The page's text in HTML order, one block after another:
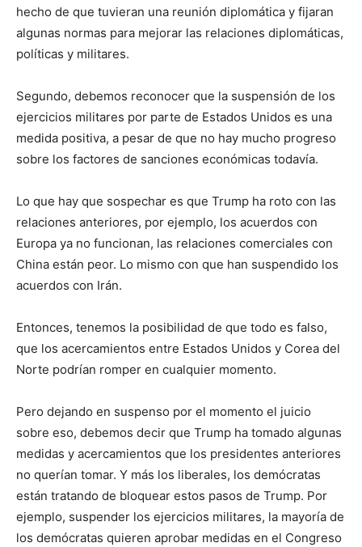
hecho de que tuvieran una reunión diplomática y fijaran
algunas normas para mejorar las relaciones diplomáticas,
políticas y militares.
Segundo, debemos reconocer que la suspensión de los
ejercicios militares por parte de Estados Unidos es una
medida positiva, a pesar de que no hay mucho progreso
sobre los factores de sanciones económicas todavía.
Lo que hay que sospechar es que Trump ha roto con las
relaciones anteriores, por ejemplo, los acuerdos con
Europa ya no funcionan, las relaciones comerciales con
China están peor. Lo mismo con que han suspendido los
acuerdos con Irán.
Entonces, tenemos la posibilidad de que todo es falso,
que los acercamientos entre Estados Unidos y Corea del
Norte podrían romper en cualquier momento.
Pero dejando en suspenso por el momento el juicio
sobre eso, debemos decir que Trump ha tomado algunas
medidas y acercamientos que los presidentes anteriores
no querían tomar. Y más los liberales, los demócratas
están tratando de bloquear estos pasos de Trump. Por
ejemplo, suspender los ejercicios militares, la mayoría de
los demócratas quieren aprobar medidas en el Congreso